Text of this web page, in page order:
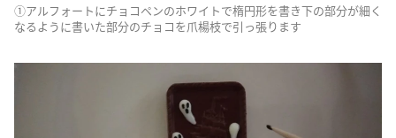
①アルフォートにチョコペンのホワイトで楕円形を書き下の部分が細く
なるように書いた部分のチョコを爪楊枝で引っ張ります